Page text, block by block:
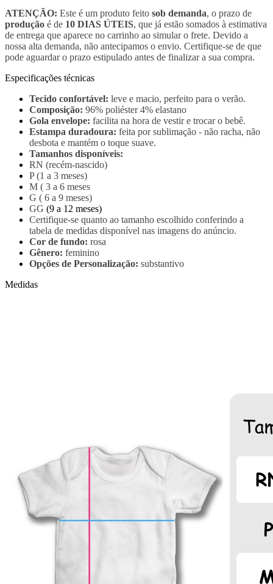
ATENÇÃO: Este é um produto feito sob demanda, o prazo de
produção é de 10 DIAS ÚTEIS, que já estão somados à estimativa
de entrega que aparece no carrinho ao simular o frete. Devido a
nossa alta demanda, não antecipamos o envio. Certifique-se de que
pode aguardar o prazo estipulado antes de finalizar a sua compra.
Especificações técnicas
Tecido confortável: leve e macio, perfeito para o verão.
Composição: 96% poliéster 4% elastano
Gola envelope: facilita na hora de vestir e trocar o bebê.
Estampa duradoura: feita por sublimação - não racha, não
desbota e mantém o toque suave.
Tamanhos disponíveis:
RN (recém-nascido)
P (1 a 3 meses)
M ( 3 a 6 meses
G ( 6 a 9 meses)
GG (9 a 12 meses)
Certifique-se quanto ao tamanho escolhido conferindo a
tabela de medidas disponível nas imagens do anúncio.
Cor de fundo: rosa
Gênero: feminino
Opções de Personalização: substantivo
Medidas